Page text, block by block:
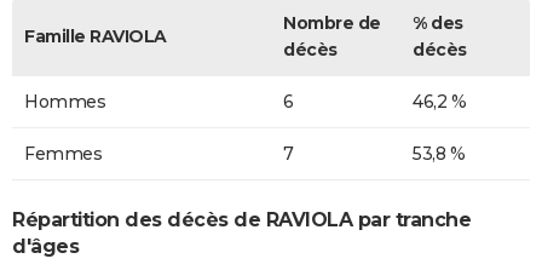
Famille RAVIOLA
Nombre de
décès
% des
décès
Hommes 6 46,2 %
Femmes 7 53,8 %
Répartition des décès de RAVIOLA par tranche
d'âges